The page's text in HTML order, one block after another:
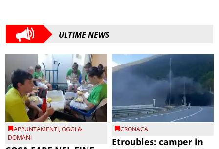
ULTIME NEWS
APPUNTAMENTI,OGGI &
DOMANI
CRONACA
Etroubles: camper in